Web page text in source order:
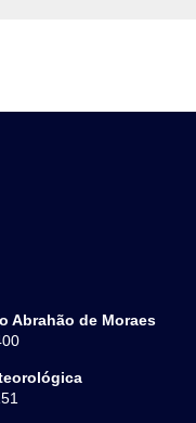
Abrahão de Moraes